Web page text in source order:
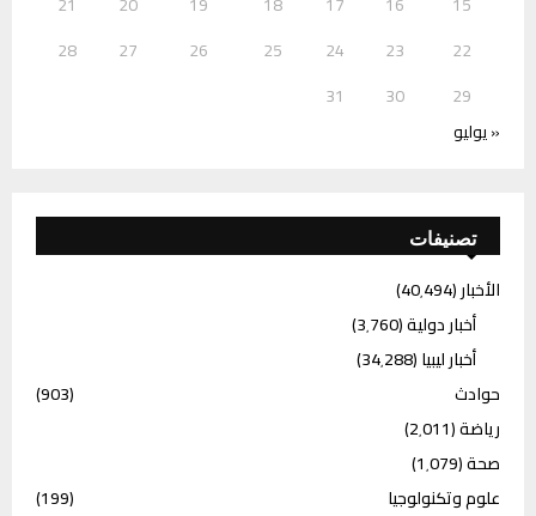
22
23
24
25
26
27
28
29
30
31
« يوليو
تصنيفات
الأخبار(40٬494)
أخبار دولية(3٬760)
أخبار ليبيا(34٬288)
حوادث
(903)
رياضة(2٬011)
صحة(1٬079)
علوم وتكنولوجيا
(199)